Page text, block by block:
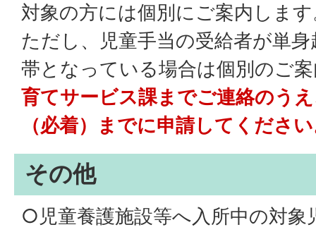
対象の方には個別にご案内しま
ただし、児童手当の受給者が単
帯となっている場合は個別のご
育てサービス課までご連絡のう
（必着）までに申請してくださ
その他
○児童養護施設等へ入所中の対象